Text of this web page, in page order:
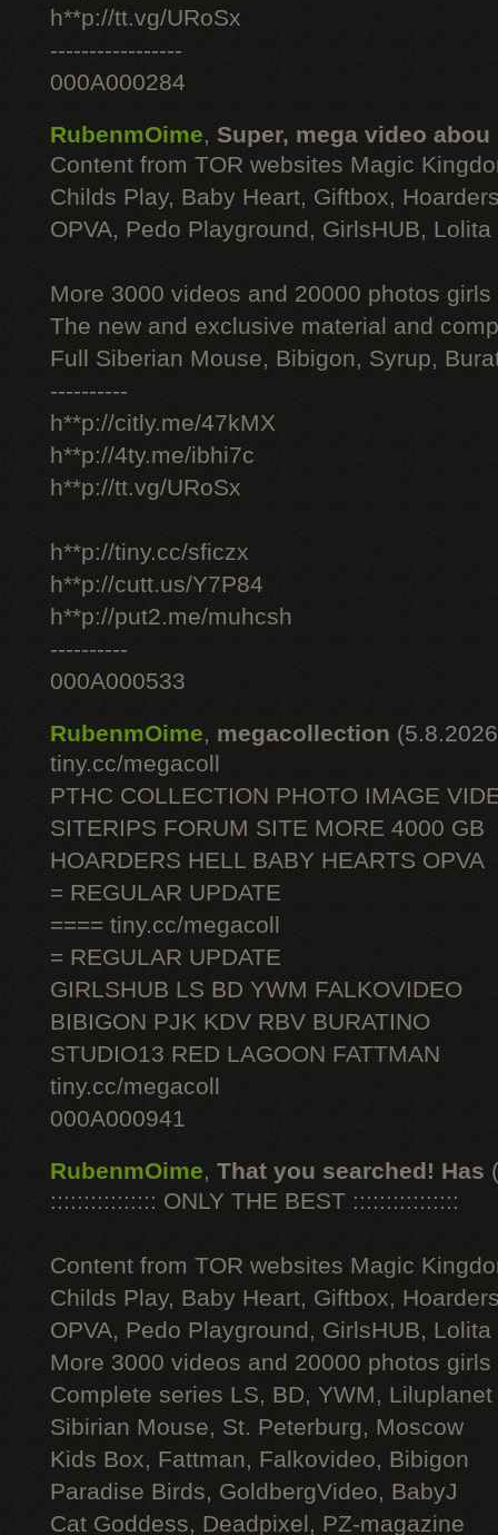
h**p://tt.vg/URoSx
-----------------
000A000284
RubenmOime, Super, mega video abou
Content from TOR websites Magic
Childs Play, Baby Heart, Giftbox,
OPVA, Pedo Playground, GirlsHUB, Lolita
More 3000 videos and 20000 photos
The new and exclusive material and
Full Siberian Mouse, Bibigon, Syrup,
----------
h**p://citly.me/47kMX
h**p://4ty.me/ibhi7c
h**p://tt.vg/URoSx
h**p://tiny.cc/sficzx
h**p://cutt.us/Y7P84
h**p://put2.me/muhcsh
----------
000A000533
RubenmOime, megacollection
tiny.cc/megacoll
PTHC COLLECTION PHOTO IMAGE
SITERIPS FORUM SITE MORE 4000 GB
HOARDERS HELL BABY HEARTS OPVA
= REGULAR UPDATE
==== tiny.cc/megacoll
= REGULAR UPDATE
GIRLSHUB LS BD YWM FALKOVIDEO
BIBIGON PJK KDV RBV BURATINO
STUDIO13 RED LAGOON FATTMAN
tiny.cc/megacoll
000A000941
RubenmOime, That you searched! Has
:::::::::::::::: ONLY THE BEST ::::::::::::::::
Content from TOR websites Magic
Childs Play, Baby Heart, Giftbox,
OPVA, Pedo Playground, GirlsHUB, Lolita
More 3000 videos and 20000 photos
Complete series LS, BD, YWM, Liluplanet
Sibirian Mouse, St. Peterburg, Moscow
Kids Box, Fattman, Falkovideo, Bibigon
Paradise Birds, GoldbergVideo, BabyJ
Cat Goddess, Deadpixel, PZ-magazine